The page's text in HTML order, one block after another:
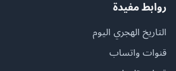
روابط مفيدة
التاريخ الهجري اليوم
قنوات واتساب